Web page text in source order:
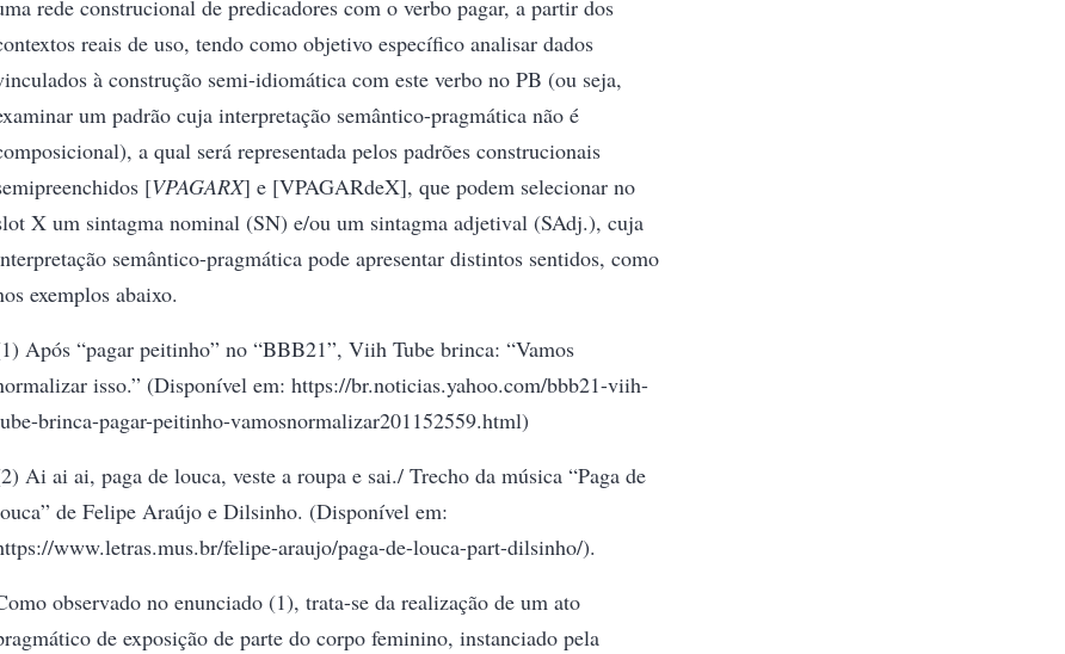
rede construcional de predicadores com o verbo pagar, a partir dos
reais de uso, tendo como objetivo específico analisar dados
à construção semi-idiomática com este verbo no PB (ou seja,
um padrão cuja interpretação semântico-pragmática não é
a qual será representada pelos padrões construcionais
[VPAGARX] e [VPAGARdeX], que podem selecionar no
X um sintagma nominal (SN) e/ou um sintagma adjetival (SAdj.), cuja
semântico-pragmática pode apresentar distintos sentidos, como
exemplos abaixo.
Após “pagar peitinho” no “BBB21”, Viih Tube brinca: “Vamos
isso.” (Disponível em: https://br.noticias.yahoo.com/bbb21-viih-
brinca-pagar-peitinho-vamosnormalizar201152559.html)
Ai ai ai, paga de louca, veste a roupa e sai./ Trecho da música “Paga de
de Felipe Araújo e Dilsinho. (Disponível em:
www.letras.mus.br/felipe-araujo/paga-de-louca-part-dilsinho/).
observado no enunciado (1), trata-se da realização de um ato
de exposição de parte do corpo feminino, instanciado pela